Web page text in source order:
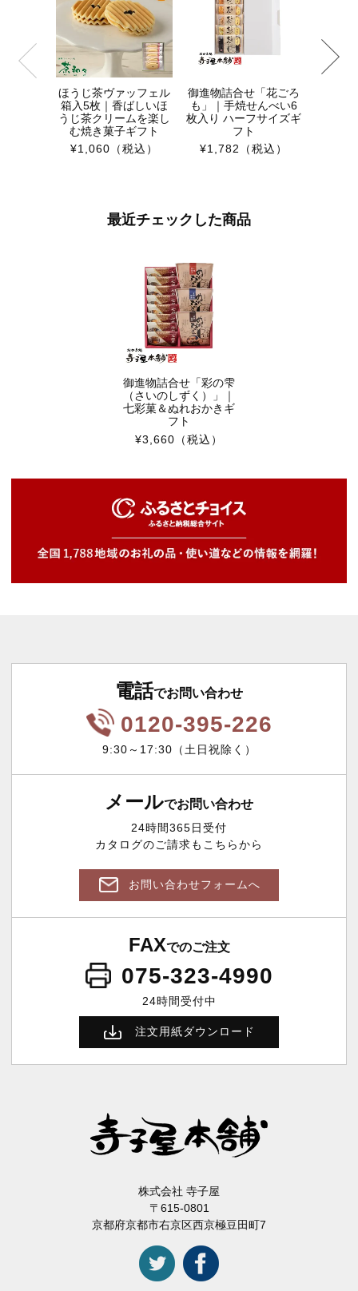
ほうじ茶ヴァッフェル
箱入5枚｜香ばしいほ
うじ茶クリームを楽し
む焼き菓子ギフト
¥1,060 （税込）
御進物詰合せ「花ごろ
も」｜手焼せんべい6
枚入り ハーフサイズギ
フト
¥1,782
（税込）
最近チェックした商品
御進物詰合せ「彩の雫
（さいのしずく）」｜
七彩菓＆ぬれおかきギ
フト
¥3,660 （税込）
電話でお問い合わせ
0120-395-226
9:30～17:30（土日祝除く）
メールでお問い合わせ
24時間365日受付
カタログのご請求もこちらから
お問い合わせフォームへ
FAXでのご注文
075-323-4990
24時間受付中
注文用紙ダウンロード
株式会社 寺子屋
〒615-0801
京都府京都市右京区西京極豆田町7